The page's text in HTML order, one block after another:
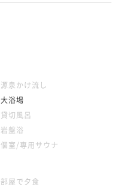
源泉かけ流し
大浴場
貸切風呂
岩盤浴
個室/専用サウナ
部屋で夕食